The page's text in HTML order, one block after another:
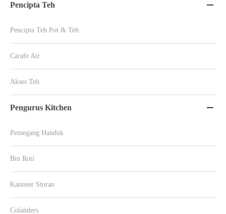
Pencipta Teh 
Pencipta Teh Pot & Teh
Carafe Air
Akses Teh
Pengurus Kitchen 
Pemegang Handuk
Bin Roti
Kanister Storan
Colanders